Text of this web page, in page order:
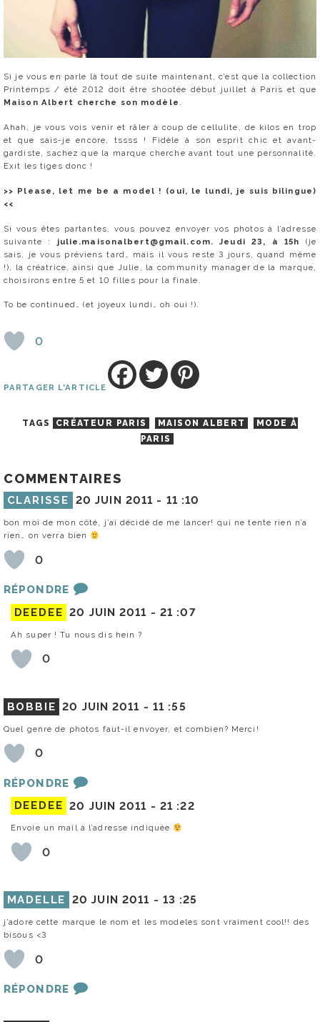
Si je vous en parle là tout de suite maintenant, c’est que la collection
Printemps / été 2012 doit être shootée début juillet à Paris et que
Maison Albert cherche son modèle .
Ahah, je vous vois venir et râler à coup de cellulite, de kilos en trop
et que sais-je encore, tssss ! Fidèle à son esprit chic et avant-
gardiste, sachez que la marque cherche avant tout une personnalité.
Exit les tiges donc !
>> Please, let me be a model ! (oui, le lundi, je suis bilingue)
<<
Si vous êtes partantes, vous pouvez envoyer vos photos à l’adresse
suivante :
julie.maisonalbert@gmail.com. Jeudi 23, à 15h (je
sais, je vous préviens tard… mais il vous reste 3 jours, quand même
!), la créatrice, ainsi que Julie, la community manager de la marque,
choisirons entre 5 et 10 filles pour la finale.
To be continued… (et joyeux lundi… oh oui !).
0
PARTAGER L'ARTICLE
TAGS CRÉATEUR PARIS MAISON ALBERT
MODE À
PARIS
COMMENTAIRES
CLARISSE 20 JUIN 2011 - 11 :10
bon moi de mon côté, j’ai décidé de me lancer! qui ne tente rien n’a
rien… on verra bien
0
RÉPONDRE
DEEDEE 20 JUIN 2011 - 21 :07
Ah super ! Tu nous dis hein ?
0
BOBBIE 20 JUIN 2011 - 11 :55
Quel genre de photos faut-il envoyer, et combien? Merci!
0
RÉPONDRE
DEEDEE 20 JUIN 2011 - 21 :22
Envoie un mail à l’adresse indiquée
0
MADELLE 20 JUIN 2011 - 13 :25
j’adore cette marque le nom et les modeles sont vraiment cool!! des
bisous <3
0
RÉPONDRE